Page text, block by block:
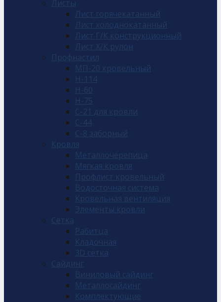
Листы
Лист горячекатанный
Лист холоднокатанный
Лист Г/К конструкционный
Лист Х/К рулон
Профнастил
МП-20 кровельный
Н-114
Н-60
Н-75
С-21 для кровли
С-44
С-8 заборный
Кровля
Металлочерепица
Мягкая кровля
Профлист кровельный
Водосточная система
Кровельная вентиляция
Элементы кровли
Сетка
Рабитца
Кладочная
3D сетка
Сайдинг
Виниловый сайдинг
Металлосайдинг
Комплектующие